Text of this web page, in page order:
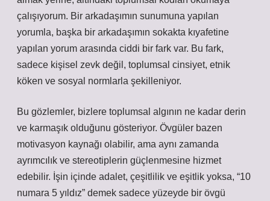
çalışıyorum. Bir arkadaşımın sunumuna yapılan
yorumla, başka bir arkadaşımın sokakta kıyafetine
yapılan yorum arasında ciddi bir fark var. Bu fark,
sadece kişisel zevk değil, toplumsal cinsiyet, etnik
köken ve sosyal normlarla şekilleniyor.
Bu gözlemler, bizlere toplumsal algının ne kadar derin
ve karmaşık olduğunu gösteriyor. Övgüler bazen
motivasyon kaynağı olabilir, ama aynı zamanda
ayrımcılık ve stereotiplerin güçlenmesine hizmet
edebilir. İşin içinde adalet, çeşitlilik ve eşitlik yoksa, “10
numara 5 yıldız” demek sadece yüzeyde bir övgü